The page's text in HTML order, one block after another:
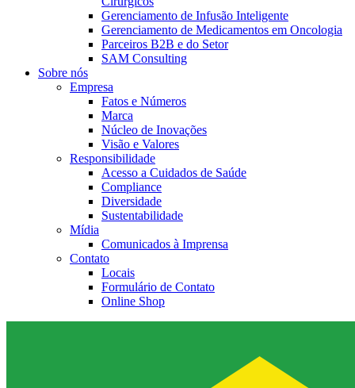
Gerenciamento de Infusão Inteligente
Gerenciamento de Medicamentos em Oncologia
Parceiros B2B e do Setor
SAM Consulting
Sobre nós
Empresa
Fatos e Números
Marca
Núcleo de Inovações
Visão e Valores
Responsibilidade
Acesso a Cuidados de Saúde
Compliance
Diversidade
Sustentabilidade
Mídia
Comunicados à Imprensa
Contato
Locais
Formulário de Contato
Online Shop